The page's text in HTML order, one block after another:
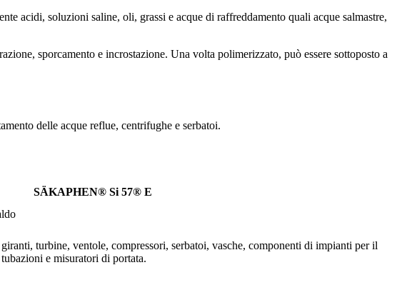
acidi, soluzioni saline, oli, grassi e acque di raffreddamento quali acque salmastre,
sporcamento e incrostazione. Una volta polimerizzato, può essere sottoposto a
delle acque reflue, centrifughe e serbatoi.
SÄKAPHEN® Si 57® E
turbine, ventole, compressori, serbatoi, vasche, componenti di impianti per il
e misuratori di portata.